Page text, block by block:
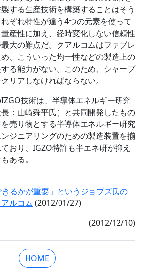
する生産技術を構築することはそう
ぞれ特性が違う4つの元素を使って
産性に加え、経時変化しない信頼性
大の難点だ。クアルコムはファブレ
、こういった均一性などの製造上の
る能力がない。このため、シャープ
リアしなければならない。
技術は、半導体エネルギー研究
：山崎舜平氏）と共同開発したもの
売り物とする半導体エネルギー研究
ジニアリングのための製造装置を揃
おり、IGZO特許も半エネ研が抑え
ある。
きるかが重要」というジョブズ氏の
ルコム (2012/01/27)
(2012/12/10)
HOME